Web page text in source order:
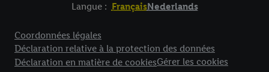
Langue : FrançaisNederlands
Coordonnées légales
Déclaration relative à la protection des données
Déclaration en matière de cookiesGérer les cookies